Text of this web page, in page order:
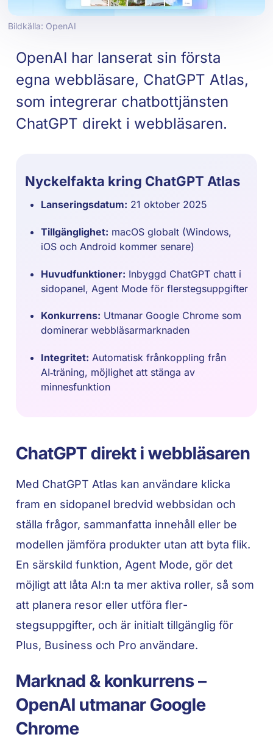
Bildkälla: OpenAI
OpenAI har lanserat sin första
egna webbläsare, ChatGPT Atlas,
som integrerar chatbottjänsten
ChatGPT direkt i webbläsaren.
Nyckelfakta kring ChatGPT Atlas
Lanseringsdatum: 21 oktober 2025
Tillgänglighet: macOS globalt (Windows,
iOS och Android kommer senare)
Huvudfunktioner: Inbyggd ChatGPT chatt i
sidopanel, Agent Mode för fler­stegs­uppgifter
Konkurrens: Utmanar Google Chrome som
dominerar webbläsarmarknaden
Integritet: Automatisk frånkoppling från
AI‑träning, möjlighet att stänga av
minnesfunktion
ChatGPT direkt i webbläsaren
Med ChatGPT Atlas kan användare klicka
fram en sidopanel bredvid webbsidan och
ställa frågor, sammanfatta innehåll eller be
modellen jämföra produkter utan att byta flik.
En särskild funktion, Agent Mode, gör det
möjligt att låta AI:n ta mer aktiva roller, så som
att planera resor eller utföra fler­
stegsuppgifter, och är initialt tillgänglig för
Plus, Business och Pro användare.
Marknad & konkurrens –
OpenAI utmanar Google
Chrome